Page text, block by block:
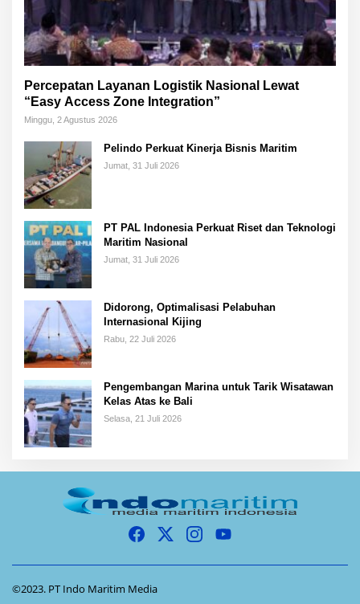
Percepatan Layanan Logistik Nasional Lewat
“Easy Access Zone Integration”
Minggu, 2 Agustus 2026
Pelindo Perkuat Kinerja Bisnis Maritim
Jumat, 31 Juli 2026
PT PAL Indonesia Perkuat Riset dan Teknologi
Maritim Nasional
Jumat, 31 Juli 2026
Didorong, Optimalisasi Pelabuhan
Internasional Kijing
Rabu, 22 Juli 2026
Pengembangan Marina untuk Tarik Wisatawan
Kelas Atas ke Bali
Selasa, 21 Juli 2026
©2023. PT Indo Maritim Media